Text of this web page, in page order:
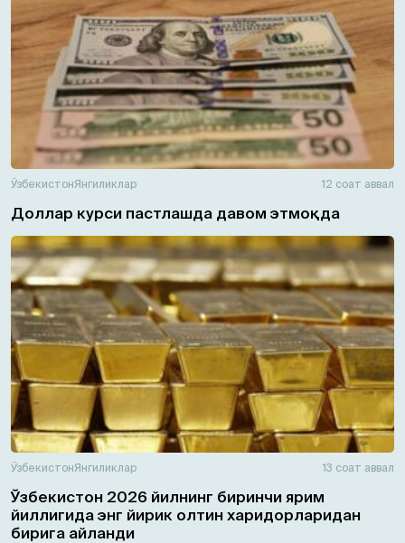
ЎзбекистонЯнгиликлар 12 соат аввал
Доллар курси пастлашда давом этмоқда
ЎзбекистонЯнгиликлар 13 соат аввал
Ўзбекистон 2026 йилнинг биринчи ярим
йиллигида энг йирик олтин харидорларидан
бирига айланди